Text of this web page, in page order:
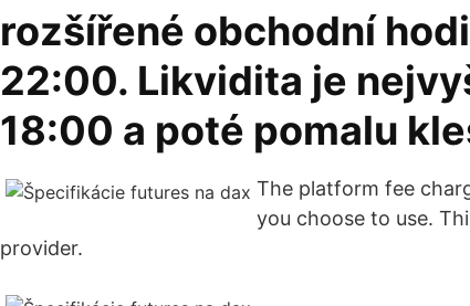
rozšířené obchodní
22:00. Likvidita je
18:00 a poté pomalu
The platform fee
you choose to use.
provider.